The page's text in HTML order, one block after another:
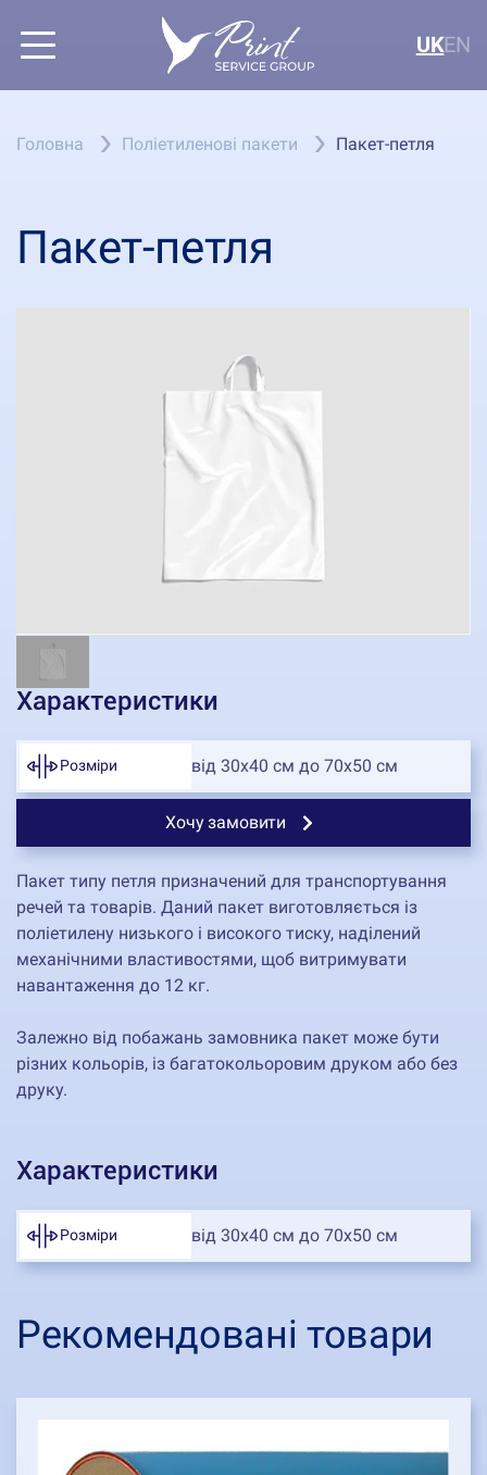
UKEN
Головна Поліетиленові пакети Пакет-петля
Пакет-петля
Характеристики
Розміри від 30х40 см до 70х50 см
Хочу замовити
Пакет типу петля призначений для транспортування
речей та товарів. Даний пакет виготовляється із
поліетилену низького і високого тиску, наділений
механічними властивостями, щоб витримувати
навантаження до 12 кг.
Залежно від побажань замовника пакет може бути
різних кольорів, із багатокольоровим друком або без
друку.
Характеристики
Розміри від 30х40 см до 70х50 см
Рекомендовані товари